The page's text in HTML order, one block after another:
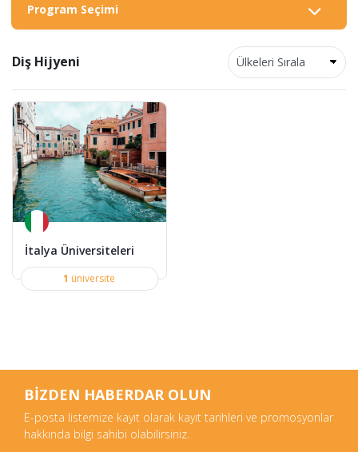
Program Seçimi
Diş Hijyeni
İtalya Üniversiteleri
1 üniversite
BİZDEN HABERDAR OLUN
E-posta listemize kayıt olarak kayıt tarihleri ve promosyonlar
hakkında bilgi sahibi olabilirsiniz.